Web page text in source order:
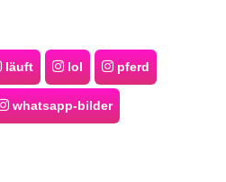
läuft lol pferd
whatsapp-bilder